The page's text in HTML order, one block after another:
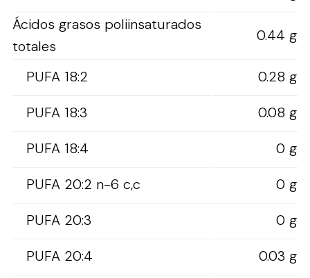
Ácidos grasos poliinsaturados
totales
0.44 g
PUFA 18:2
0.28 g
PUFA 18:3
0.08 g
PUFA 18:4
0 g
PUFA 20:2 n-6 c,c
0 g
PUFA 20:3
0 g
PUFA 20:4
0.03 g